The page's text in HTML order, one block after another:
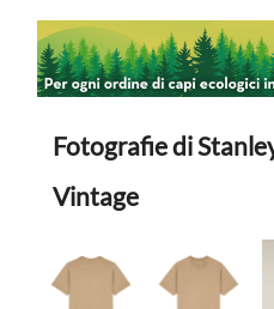
Fotografie di
Vintage